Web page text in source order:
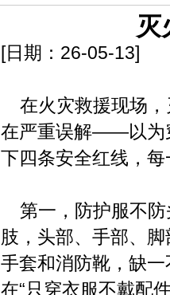
灭
[日期：26-05-13]
在火灾救援现场，
在严重误解——以为
下四条安全红线，
第一，防护服不防
肢，头部、手部、
手套和消防靴，缺
在“只穿衣服不戴配